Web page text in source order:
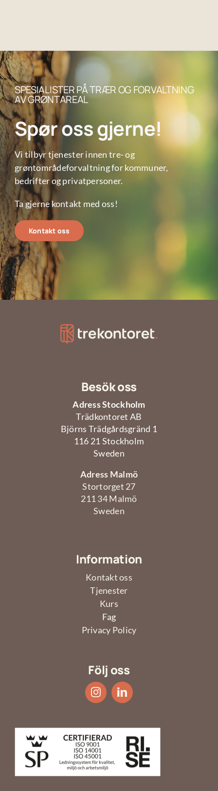
SPESIALISTER PÅ TRÆR OG FORVALTNING
AV GRØNTAREAL
Spør oss gjerne!
Vi tilbyr tjenester innen tre- og
grøntområdeforvaltning for kommuner,
bedrifter og privatpersoner.
Ta gjerne kontakt med oss!
Kontakt oss
Besök oss
Adress Stockholm
Trädkontoret AB
Björns Trädgårdsgränd 1
116 21 Stockholm
Sweden
Adress Malmö
Stortorget 27
211 34 Malmö
Sweden
Information
Kontakt oss
Tjenester
Kurs
Fag
Privacy Policy
Följ oss